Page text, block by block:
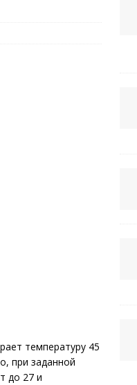
температуру 45
при заданной
до 27 и